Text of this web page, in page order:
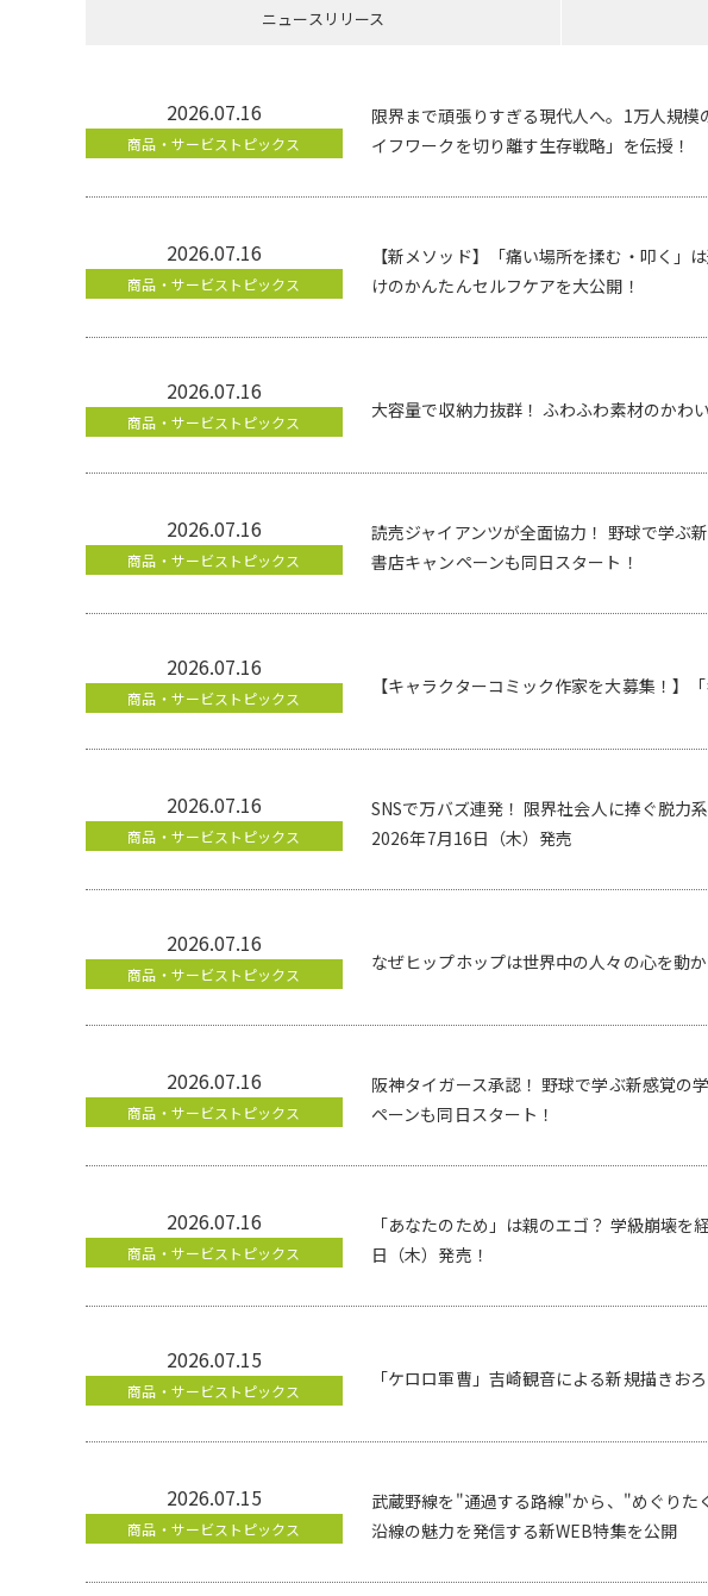
ニュースリリース
2026.07.16
商品・サービストピックス
限界まで頑張りすぎる現代人へ。1万人規
イフワークを切り離す生存戦略」を伝授！
2026.07.16
商品・サービストピックス
【新メソッド】「痛い場所を揉む・叩く」
けのかんたんセルフケアを大公開！
2026.07.16
商品・サービストピックス
大容量で収納力抜群！ ふわふわ素材のかわ
2026.07.16
商品・サービストピックス
読売ジャイアンツが全面協力！ 野球で学ぶ
書店キャンペーンも同日スタート！
2026.07.16
商品・サービストピックス
【キャラクターコミック作家を大募集！
2026.07.16
商品・サービストピックス
SNSで万バズ連発！ 限界社会人に捧ぐ脱力
2026年7月16日（木）発売
2026.07.16
商品・サービストピックス
なぜヒップホップは世界中の人々の心を動
2026.07.16
商品・サービストピックス
阪神タイガース承認！ 野球で学ぶ新感覚の
ペーンも同日スタート！
2026.07.16
商品・サービストピックス
「あなたのため」は親のエゴ？ 学級崩壊
日（木）発売！
2026.07.15
商品・サービストピックス
「ケロロ軍曹」吉崎観音による新規描きお
2026.07.15
商品・サービストピックス
武蔵野線を"通過する路線"から、"めぐり
沿線の魅力を発信する新WEB特集を公開